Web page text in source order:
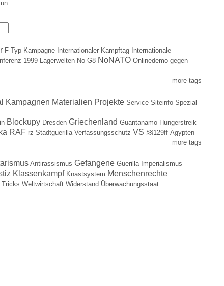
F-Typ-Kampagne Internationaler Kampftag Internationale
1999 Lagerwelten No G8 NoNATO Onlinedemo gegen
more tags
Kampagnen Materialien Projekte Service Siteinfo Spezial
Blockupy Dresden Griechenland Guantanamo Hungerstreik
RAF rz Stadtguerilla Verfassungsschutz VS §§129ff Ägypten
more tags
Antirassismus Gefangene Guerilla Imperialismus
Klassenkampf Knastsystem Menschenrechte
Weltwirtschaft Widerstand Überwachungsstaat